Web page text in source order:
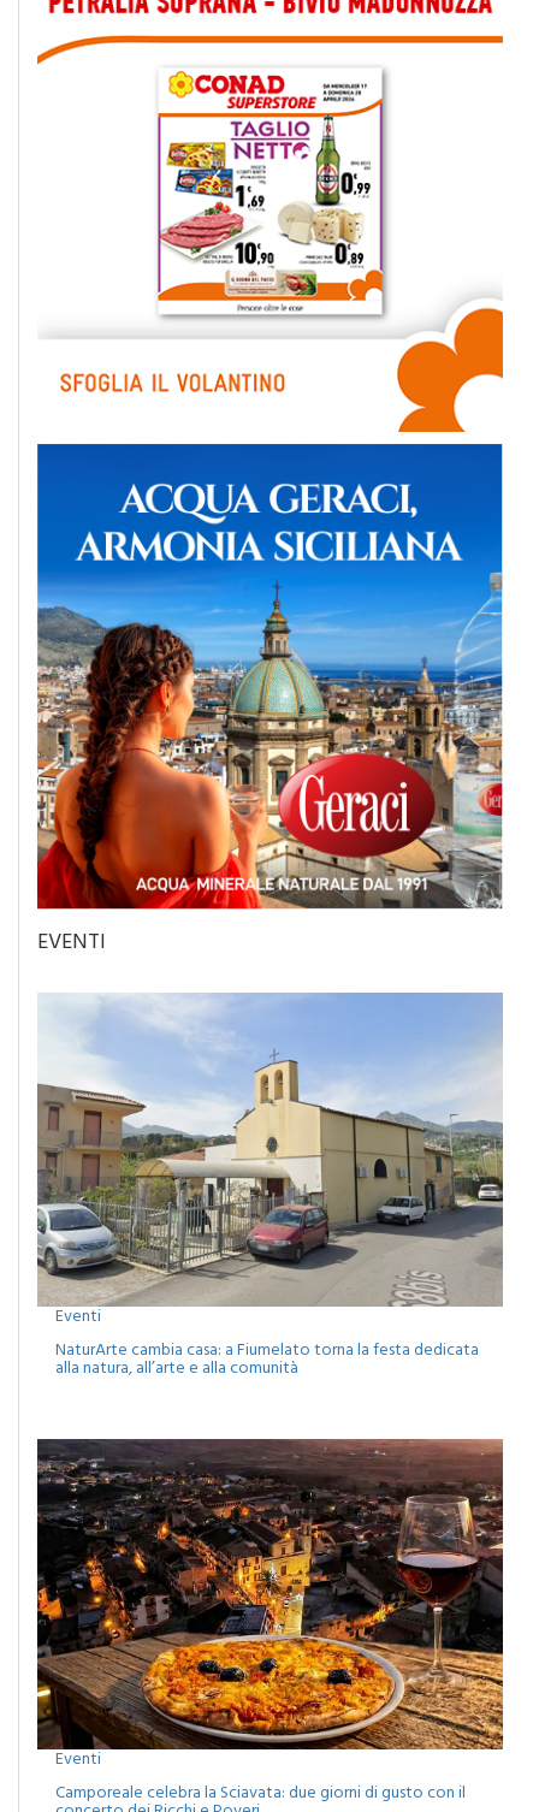
EVENTI
Eventi
NaturArte cambia casa: a Fiumelato torna la festa dedicata
alla natura, all’arte e alla comunità
Eventi
Camporeale celebra la Sciavata: due giorni di gusto con il
concerto dei Ricchi e Poveri